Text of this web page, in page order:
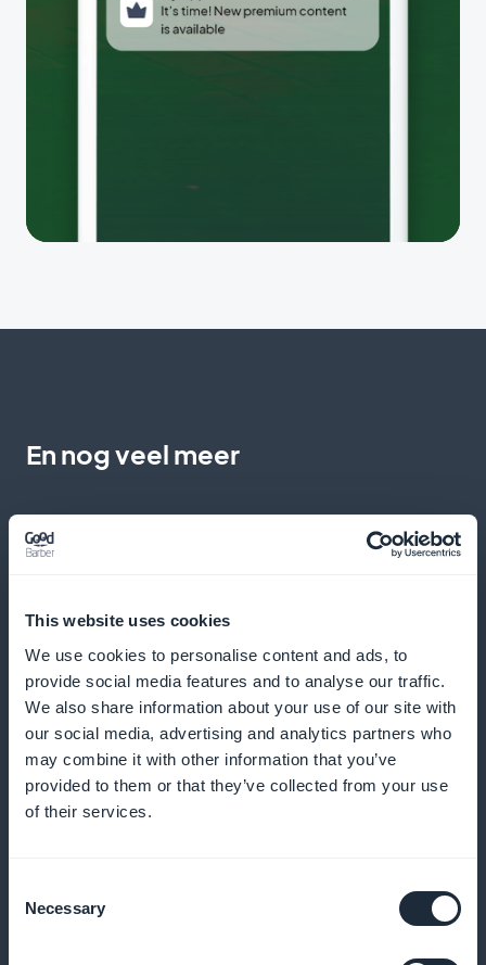
This website uses cookies
We use cookies to personalise content and ads, to
provide social media features and to analyse our traffic.
We also share information about your use of our site with
our social media, advertising and analytics partners who
may combine it with other information that you’ve
provided to them or that they’ve collected from your use
of their services.
Selection
Necessary
En nog veel meer
Pushmeldingen voor de nieuwste
aanbiedingen
Informeer je gebruikers in realtime over nieuwe
promoties om interesse en bezoek te maximaliseren
netwerken